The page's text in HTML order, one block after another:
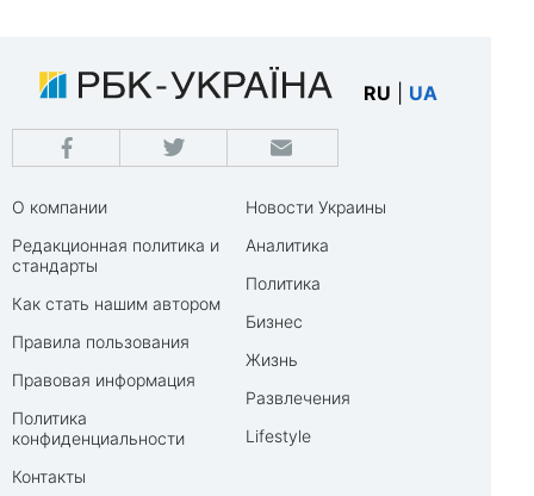
RU UA
О компании
Редакционная политика и
стандарты
Как стать нашим автором
Правила пользования
Правовая информация
Политика
конфиденциальности
Контакты
Новости Украины
Аналитика
Политика
Бизнес
Жизнь
Развлечения
Lifestyle